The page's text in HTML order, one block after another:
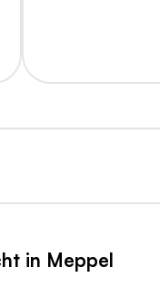
in Meppel